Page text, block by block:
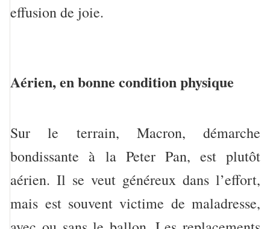
effusion de joie.
Aérien, en bonne condition physique
Sur le terrain, Macron, démarche
bondissante à la Peter Pan, est plutôt
aérien. Il se veut généreux dans l’effort,
mais est souvent victime de maladresse,